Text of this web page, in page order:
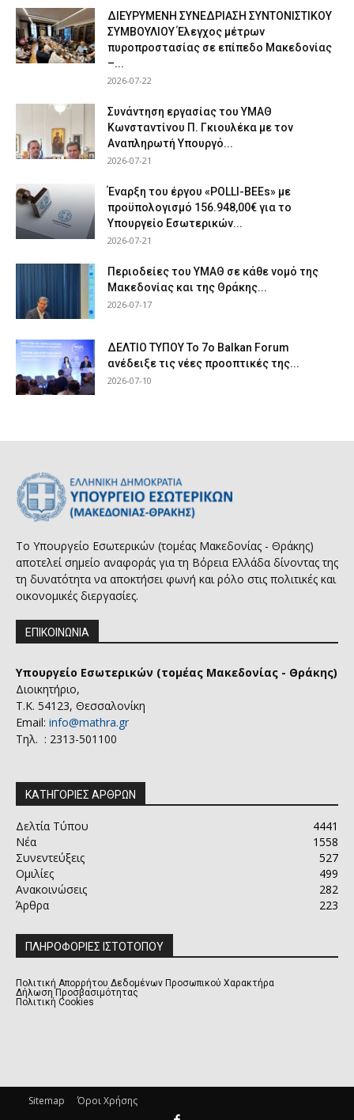
ΔΙΕΥΡΥΜΕΝΗ ΣΥΝΕΔΡΙΑΣΗ ΣΥΝΤΟΝΙΣΤΙΚΟΥ
ΣΥΜΒΟΥΛΙΟΥ Έλεγχος μέτρων
πυροπροστασίας σε επίπεδο Μακεδονίας
–...
2026-07-22
Συνάντηση εργασίας του ΥΜΑΘ
Κωνσταντίνου Π. Γκιουλέκα με τον
Αναπληρωτή Υπουργό...
2026-07-21
Έναρξη του έργου «POLLI-BEEs» με
προϋπολογισμό 156.948,00€ για το
Υπουργείο Εσωτερικών...
2026-07-21
Περιοδείες του ΥΜΑΘ σε κάθε νομό της
Μακεδονίας και της Θράκης...
2026-07-17
ΔΕΛΤΙΟ ΤΥΠΟΥ Το 7ο Balkan Forum
ανέδειξε τις νέες προοπτικές της...
2026-07-10
Το Υπουργείο Εσωτερικών (τομέας Μακεδονίας - Θράκης)
αποτελεί σημείο αναφοράς για τη Βόρεια Ελλάδα δίνοντας της
τη δυνατότητα να αποκτήσει φωνή και ρόλο στις πολιτικές και
οικονομικές διεργασίες.
ΕΠΙΚΟΙΝΩΝΙΑ
Υπουργείο Εσωτερικών (τομέας Μακεδονίας - Θράκης)
Διοικητήριο,
Τ.Κ. 54123, Θεσσαλονίκη
Email: info@mathra.gr
Τηλ. : 2313-501100
ΚΑΤΗΓΟΡΙΕΣ ΑΡΘΡΩΝ
Δελτία Τύπου
4441
Νέα
1558
Συνεντεύξεις
527
Ομιλίες
499
Ανακοινώσεις
282
Άρθρα
223
ΠΛΗΡΟΦΟΡΙΕΣ ΙΣΤΟΤΟΠΟΥ
Πολιτική Απορρήτου Δεδομένων Προσωπικού Χαρακτήρα
Δήλωση Προσβασιμότητας
Πολιτική Cookies
Sitemap Όροι Χρήσης